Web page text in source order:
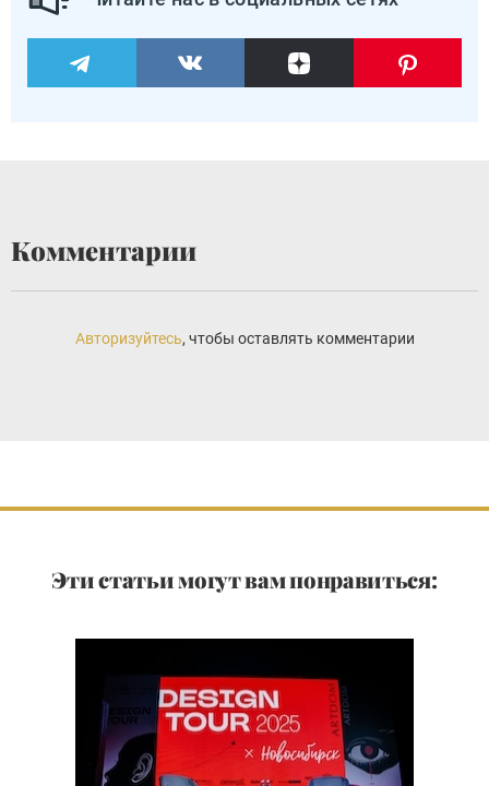
Комментарии
Авторизуйтесь, чтобы оставлять комментарии
Эти статьи могут вам понравиться: